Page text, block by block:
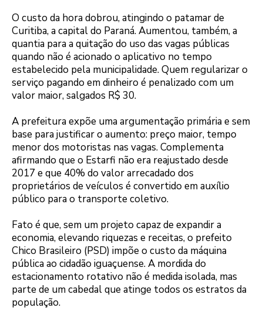
O custo da hora dobrou, atingindo o patamar de
Curitiba, a capital do Paraná. Aumentou, também, a
quantia para a quitação do uso das vagas públicas
quando não é acionado o aplicativo no tempo
estabelecido pela municipalidade. Quem regularizar o
serviço pagando em dinheiro é penalizado com um
valor maior, salgados R$ 30.
A prefeitura expõe uma argumentação primária e sem
base para justificar o aumento: preço maior, tempo
menor dos motoristas nas vagas. Complementa
afirmando que o Estarfi não era reajustado desde
2017 e que 40% do valor arrecadado dos
proprietários de veículos é convertido em auxílio
público para o transporte coletivo.
Fato é que, sem um projeto capaz de expandir a
economia, elevando riquezas e receitas, o prefeito
Chico Brasileiro (PSD) impõe o custo da máquina
pública ao cidadão iguaçuense. A mordida do
estacionamento rotativo não é medida isolada, mas
parte de um cabedal que atinge todos os estratos da
população.